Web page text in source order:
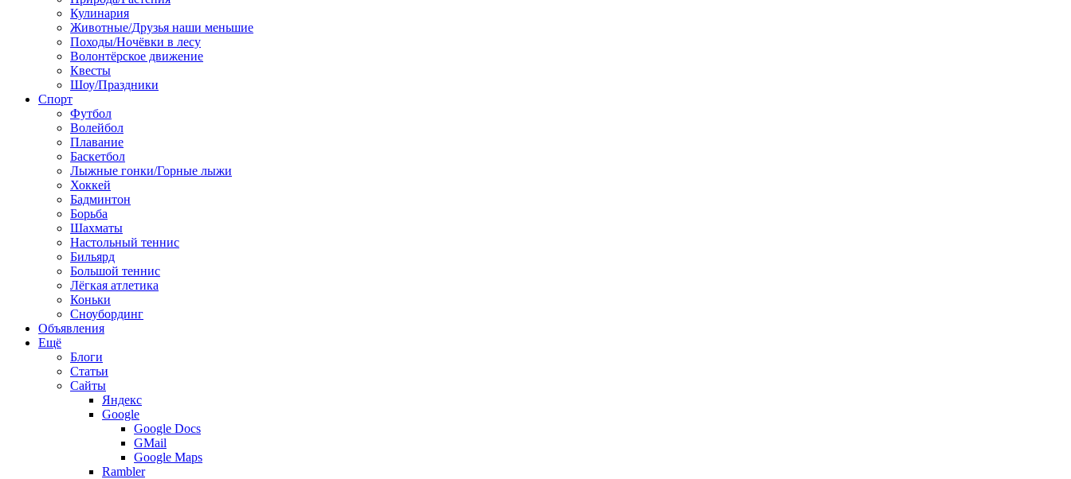
Кулинария
Животные/Друзья наши меньшие
Походы/Ночёвки в лесу
Волонтёрское движение
Квесты
Шоу/Праздники
Спорт
Футбол
Волейбол
Плавание
Баскетбол
Лыжные гонки/Горные лыжи
Хоккей
Бадминтон
Борьба
Шахматы
Настольный теннис
Бильярд
Большой теннис
Лёгкая атлетика
Коньки
Сноубординг
Объявления
Ещё
Блоги
Статьи
Сайты
Яндекс
Google
Google Docs
GMail
Google Maps
Rambler